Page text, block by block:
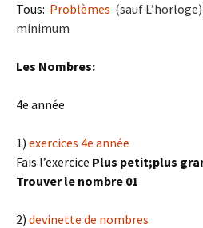
Tous: Problèmes(sauf L’horloge)
minimum
Les Nombres:
4e année
1) exercices 4e année
Fais l’exercice Plus petit;plus
Trouver le nombre 01
2) devinette de nombres